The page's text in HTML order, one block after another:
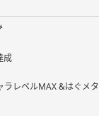
成
ラレベルMAX &はぐメタ